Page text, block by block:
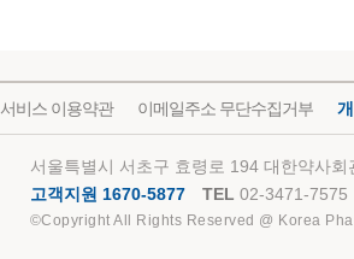
서비스 이용약관 이메일주소 무단수집거부
서울특별시 서초구 효령로 194 대한약사
고객지원 1670-5877
TEL 02-3471-7575
©Copyright All Rights Reserved @ Korea